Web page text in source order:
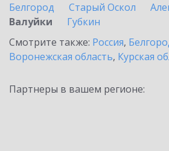
Белгород
Старый Оскол
Валуйки
Губкин
Смотрите также: Россия,
Воронежская область, Курская
Партнеры в вашем регионе: